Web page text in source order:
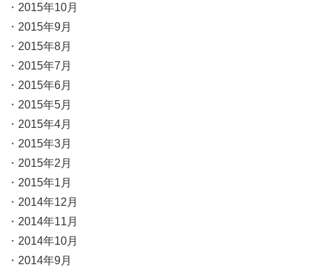
2015年10月
2015年9月
2015年8月
2015年7月
2015年6月
2015年5月
2015年4月
2015年3月
2015年2月
2015年1月
2014年12月
2014年11月
2014年10月
2014年9月